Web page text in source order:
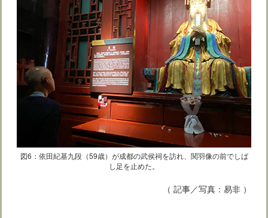
図6：依田紀基九段（59歳）が成都の武侯祠を訪れ、関羽像の前でしば
し足を止めた。
（ 記事／写真：易非 ）